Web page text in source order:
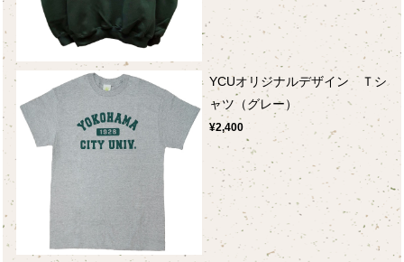
YCUオリジナルデザイン Ｔシ
ャツ（グレー）
¥2,400